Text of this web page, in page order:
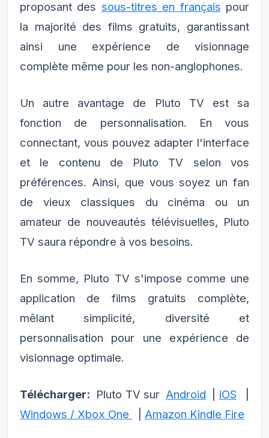
proposant des sous-titres en français pour
la majorité des films gratuits, garantissant
ainsi une expérience de visionnage
complète même pour les non-anglophones.
Un autre avantage de Pluto TV est sa
fonction de personnalisation. En vous
connectant, vous pouvez adapter l'interface
et le contenu de Pluto TV selon vos
préférences. Ainsi, que vous soyez un fan
de vieux classiques du cinéma ou un
amateur de nouveautés télévisuelles, Pluto
TV saura répondre à vos besoins.
En somme, Pluto TV s'impose comme une
application de films gratuits complète,
mêlant simplicité, diversité et
personnalisation pour une expérience de
visionnage optimale.
Télécharger: Pluto TV sur Android iOS
Windows / Xbox One
Amazon Kindle Fire